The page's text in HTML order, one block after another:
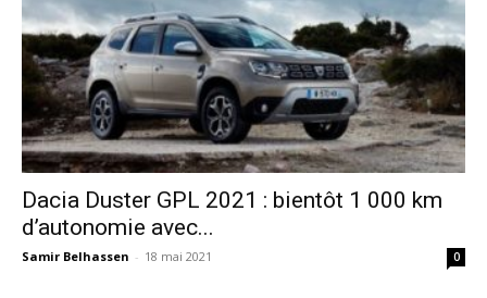
Dacia Duster GPL 2021 : bientôt 1 000 km
d’autonomie avec...
Samir Belhassen - 18 mai 2021 0